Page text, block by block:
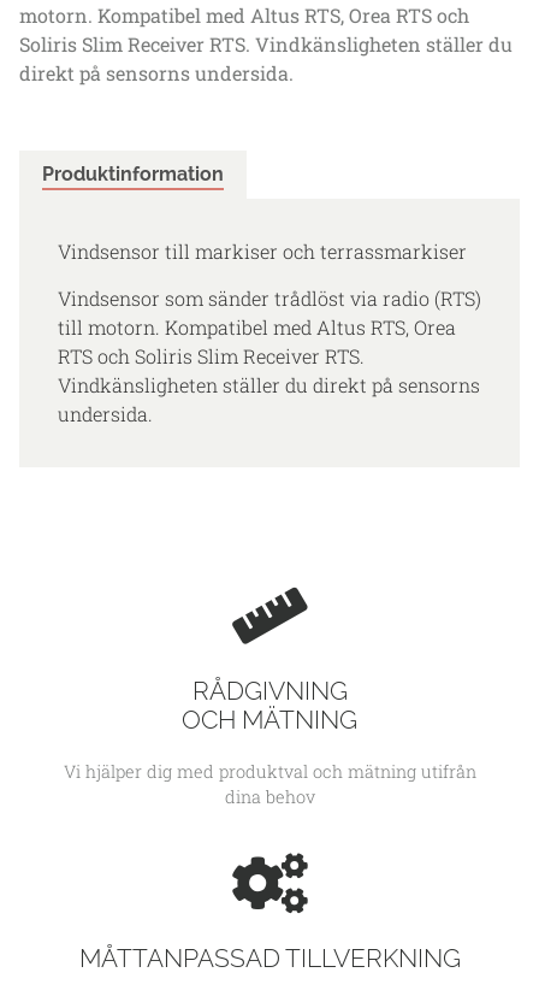
motorn. Kompatibel med Altus RTS, Orea RTS och
Soliris Slim Receiver RTS. Vindkänsligheten ställer du
direkt på sensorns undersida.
Produktinformation
Vindsensor till markiser och terrassmarkiser
Vindsensor som sänder trådlöst via radio (RTS)
till motorn. Kompatibel med Altus RTS, Orea
RTS och Soliris Slim Receiver RTS.
Vindkänsligheten ställer du direkt på sensorns
undersida.
RÅDGIVNING
OCH MÄTNING
Vi hjälper dig med produktval och mätning utifrån
dina behov
MÅTTANPASSAD TILLVERKNING